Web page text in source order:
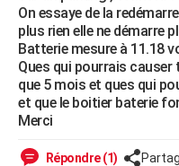
VOYAGE
Destinations
City break
Voyage nature
Voyage de noces
Forum
Climat
+PHOTO
GUIDES D'ACHAT
BONS PLANS
CARTE DE VOEUX
On essaye de la
plus rien elle ne démarre
Batterie mesure à 11.18
Ques qui pourrais
que 5 mois et ques qui
et que le boitier baterie
Merci
Répondre (1)